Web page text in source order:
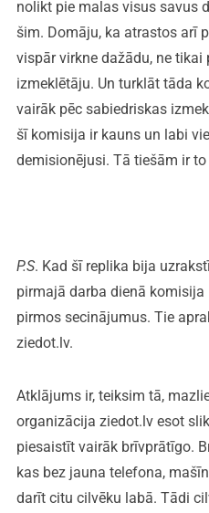
nolikt pie malas visus savus
šim. Domāju, ka atrastos arī
vispār virkne dažādu, ne
izmeklētāju. Un turklāt tāda
vairāk pēc sabiedriskas
šī komisija ir kauns un labi
demisionējusi. Tā tiešām ir
P.S. Kad šī replika bija
pirmajā darba dienā
pirmos secinājumus. Tie
ziedot.lv.
Atklājums ir, teiksim tā,
organizācija ziedot.lv esot
piesaistīt vairāk brīvprātīgo.
kas bez jauna telefona,
darīt citu cilvēku labā. Tādi